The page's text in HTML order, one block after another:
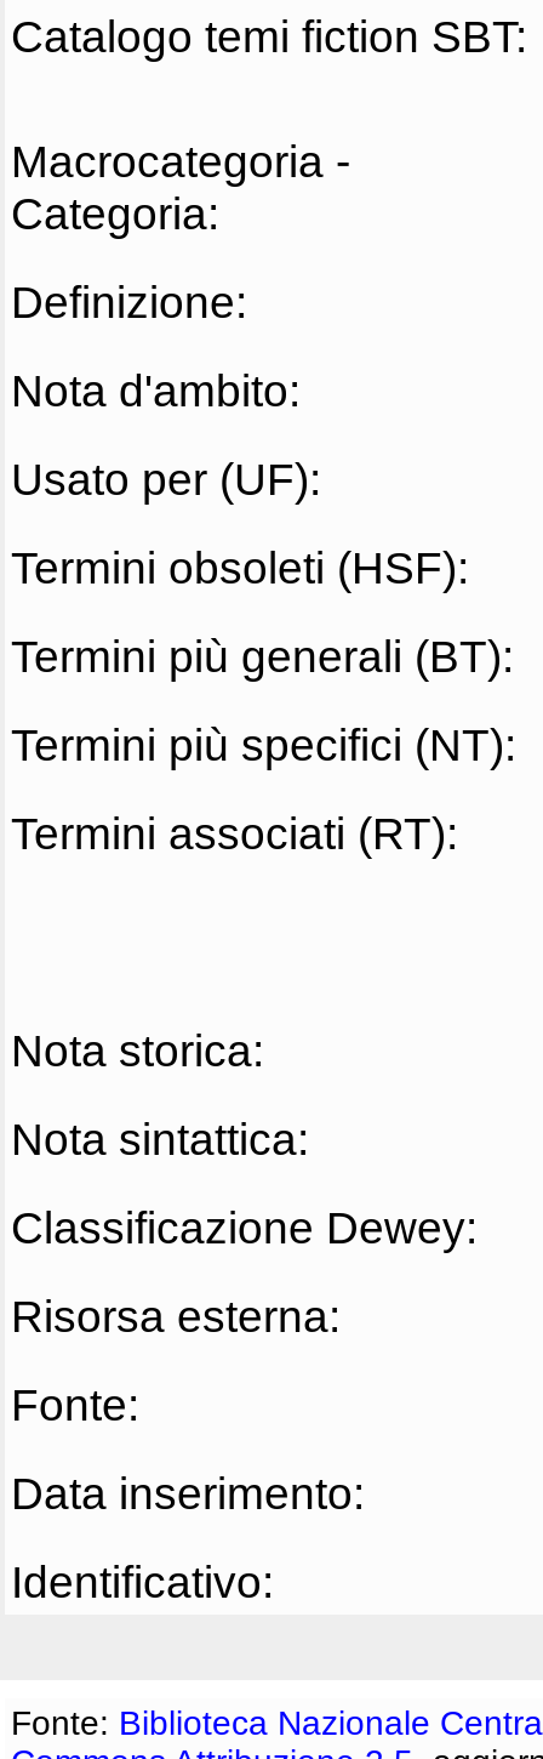
Catalogo temi fiction SBT:
Macrocategoria -
Categoria:
Definizione:
Nota d'ambito:
Usato per (UF):
Termini obsoleti (HSF):
Termini più generali (BT):
Termini più specifici (NT):
Termini associati (RT):
Nota storica:
Nota sintattica:
Classificazione Dewey:
Risorsa esterna:
Fonte:
Data inserimento:
Identificativo:
Fonte: Biblioteca Nazionale